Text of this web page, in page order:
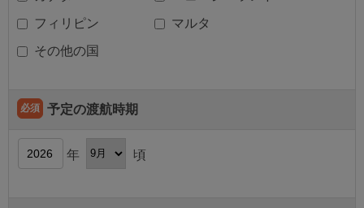
フィリピン
マルタ
その他の国
必須 予定の渡航時期
年 頃